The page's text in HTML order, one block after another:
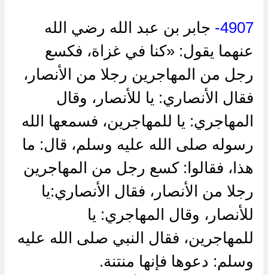
4907- جابر بن عبد الله رضي الله
عنهما يقول: «كنا في غزاة، فكسع
رجل من المهاجرين رجلا من الأنصار،
فقال الأنصاري: يا للأنصار، وقال
المهاجري: يا للمهاجرين، فسمعها الله
رسوله صلى الله عليه وسلم، قال: ما
هذا، فقالوا: كسع رجل من المهاجرين
رجلا من الأنصار، فقال الأنصاري:يا
للأنصار، وقال المهاجري: يا
للمهاجرين، فقال النبي صلى الله عليه
وسلم: دعوها فإنها منتنة.